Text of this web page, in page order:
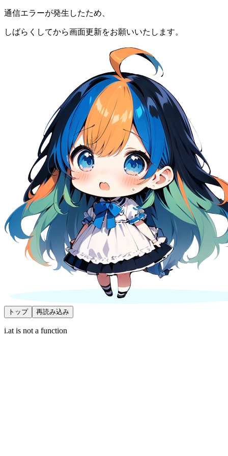
通信エラーが発生したため、
しばらくしてから画面更新をお願いいたします。
トップ 再読み込み
i.at is not a function